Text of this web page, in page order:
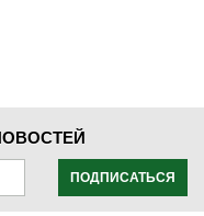
ПОДПИСАТЬСЯ